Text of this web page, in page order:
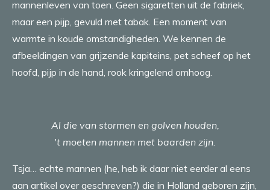
mannenleven van toen. Geen sigaretten uit de fabriek,
maar een pijp, gevuld met tabak. Een moment van
warmte in koude omstandigheden. We kennen de
afbeeldingen van grijzende kapiteins, pet scheef op het
hoofd, pijp in de hand, rook kringelend omhoog.
Al die van stormen en golven houden,
't moeten mannen met baarden zijn.
Tsja… echte mannen (he, heb ik daar niet eerder al eens
aan artikel over geschreven?) die in Holland geboren zijn,